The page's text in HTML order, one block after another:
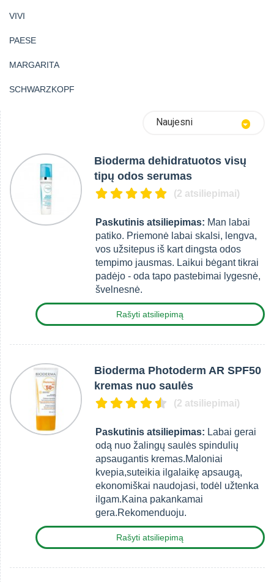
VIVI
PAESE
MARGARITA
SCHWARZKOPF
Naujesni
Bioderma dehidratuotos visų
tipų odos serumas
(2 atsiliepimai)
Paskutinis atsiliepimas: Man labai
patiko. Priemonė labai skalsi, lengva,
vos užsitepus iš kart dingsta odos
tempimo jausmas. Laikui bėgant tikrai
padėjo - oda tapo pastebimai lygesnė,
švelnesnė.
Rašyti atsiliepimą
Bioderma Photoderm AR SPF50
kremas nuo saulės
(2 atsiliepimai)
Paskutinis atsiliepimas: Labai gerai
odą nuo žalingų saulės spindulių
apsaugantis kremas.Maloniai
kvepia,suteikia ilgalaikę apsaugą,
ekonomiškai naudojasi, todėl užtenka
ilgam.Kaina pakankamai
gera.Rekomenduoju.
Rašyti atsiliepimą